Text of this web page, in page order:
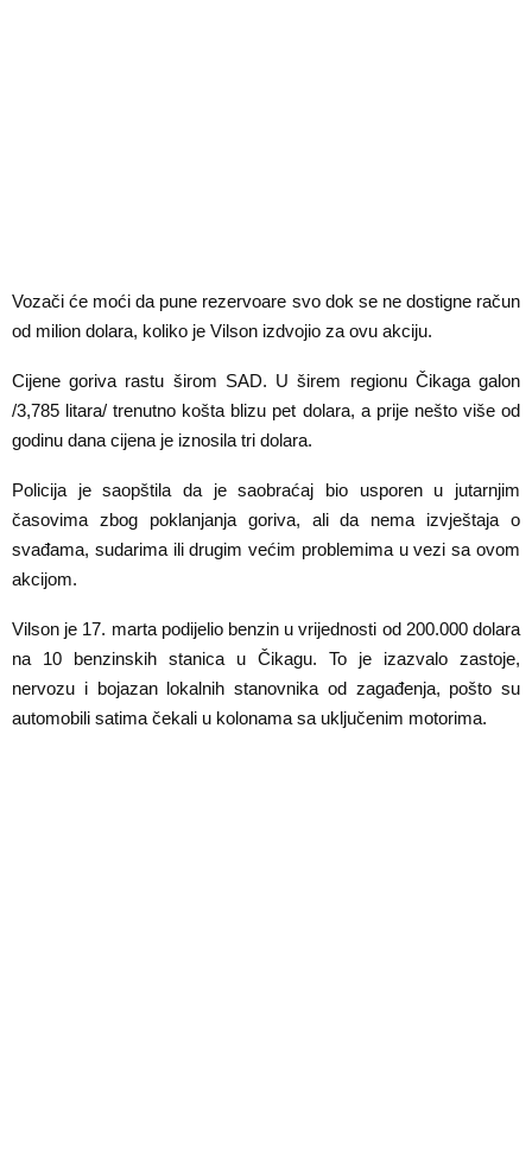
Vozači će moći da pune rezervoare svo dok se ne dostigne račun
od milion dolara, koliko je Vilson izdvojio za ovu akciju.
Cijene goriva rastu širom SAD. U širem regionu Čikaga galon
/3,785 litara/ trenutno košta blizu pet dolara, a prije nešto više od
godinu dana cijena je iznosila tri dolara.
Policija je saopštila da je saobraćaj bio usporen u jutarnjim
časovima zbog poklanjanja goriva, ali da nema izvještaja o
svađama, sudarima ili drugim većim problemima u vezi sa ovom
akcijom.
Vilson je 17. marta podijelio benzin u vrijednosti od 200.000 dolara
na 10 benzinskih stanica u Čikagu. To je izazvalo zastoje,
nervozu i bojazan lokalnih stanovnika od zagađenja, pošto su
automobili satima čekali u kolonama sa uključenim motorima.